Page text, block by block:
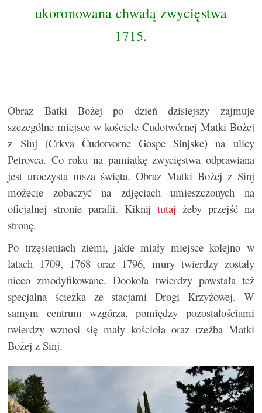
ukoronowana chwałą zwycięstwa
1715.
Obraz Batki Bożej po dzień dzisiejszy zajmuje
szczególne miejsce w kościele Cudotwórnej Matki Bożej
z Sinj (Crkva Čudotvorne Gospe Sinjske) na ulicy
Petrovca. Co roku na pamiątkę zwycięstwa odprawiana
jest uroczysta msza święta. Obraz Matki Bożej z Sinj
możecie zobaczyć na zdjęciach umieszczonych na
oficjalnej stronie parafii. Kiknij tutaj żeby przejść na
stronę.
Po trzęsieniach ziemi, jakie miały miejsce kolejno w
latach 1709, 1768 oraz 1796, mury twierdzy zostały
nieco zmodyfikowane. Dookoła twierdzy powstała też
specjalna ścieżka ze stacjami Drogi Krzyżowej. W
samym centrum wzgórza, pomiędzy pozostałościami
twierdzy wznosi się mały kościoła oraz rzeźba Matki
Bożej z Sinj.